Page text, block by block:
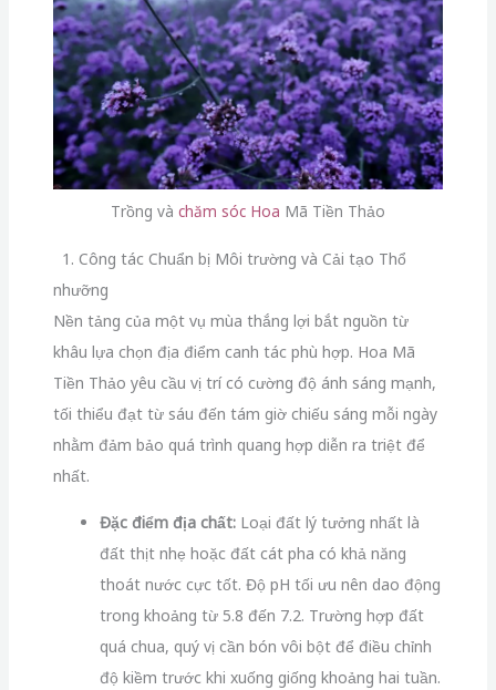
Trồng và chăm sóc Hoa Mã Tiền Thảo
1. Công tác Chuẩn bị Môi trường và Cải tạo Thổ
nhưỡng
Nền tảng của một vụ mùa thắng lợi bắt nguồn từ
khâu lựa chọn địa điểm canh tác phù hợp. Hoa Mã
Tiền Thảo yêu cầu vị trí có cường độ ánh sáng mạnh,
tối thiểu đạt từ sáu đến tám giờ chiếu sáng mỗi ngày
nhằm đảm bảo quá trình quang hợp diễn ra triệt để
nhất.
Đặc điểm địa chất:Loại đất lý tưởng nhất là
đất thịt nhẹ hoặc đất cát pha có khả năng
thoát nước cực tốt. Độ pH tối ưu nên dao động
trong khoảng từ 5.8 đến 7.2. Trường hợp đất
quá chua, quý vị cần bón vôi bột để điều chỉnh
độ kiềm trước khi xuống giống khoảng hai tuần.